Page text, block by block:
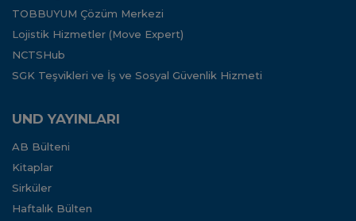
TOBBUYUM Çözüm Merkezi
Lojistik Hizmetler (Move Expert)
NCTSHub
SGK Teşvikleri ve İş ve Sosyal Güvenlik Hizmeti
UND YAYINLARI
AB Bülteni
Kitaplar
Sirküler
Haftalık Bülten